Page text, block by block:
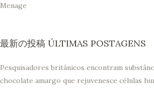
Menage
最新の投稿 ÚLTIMAS POSTAGENS
Pesquisadores britânicos encontram
chocolate amargo que rejuvenesce células